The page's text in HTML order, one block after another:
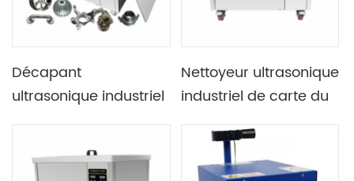
Décapant
ultrasonique industriel
ROHS 61L 900W
Nettoyeur ultrasonique
industriel de carte du